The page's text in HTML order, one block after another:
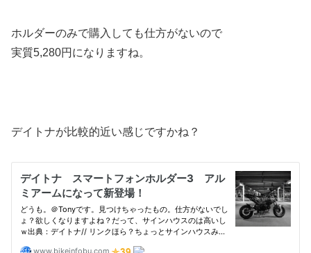
ホルダーのみで購入しても仕方がないので
実質5,280円になりますね。
デイトナが比較的近い感じですかね？